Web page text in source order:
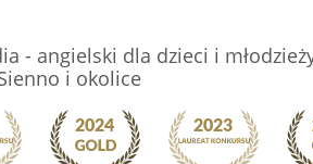
- angielski dla dzieci i młodzieży
i okolice